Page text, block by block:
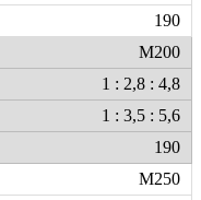
190
М200
1 : 2,8 : 4,8
1 : 3,5 : 5,6
190
М250